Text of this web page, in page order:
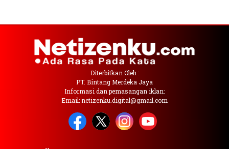
Diterbitkan Oleh :
PT. Bintang Merdeka Jaya
Informasi dan pemasangan iklan:
Email: netizenku.digital@gmail.com